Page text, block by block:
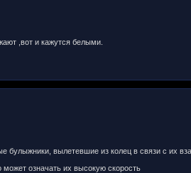
,вот и кажутся белыми.
булыжники, вылетевшие из колец в связи с их
может означать их высокую скорость